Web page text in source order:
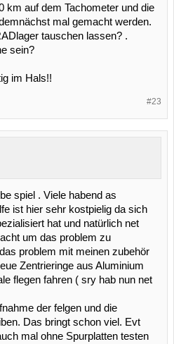
km auf dem Tachometer und die
mal gemacht werden.
tauschen lassen? .
sein?
im Hals!!
#23
spiel . Viele habend as
ist hier sehr kostpielig da sich
hat und natürlich net
um das problem zu
problem mit meinen zubehör
Zentrieringe aus Aluminium
flegen fahren ( sry hab nun net
der felgen und die
Das bringt schon viel. Evt
mal ohne Spurplatten testen